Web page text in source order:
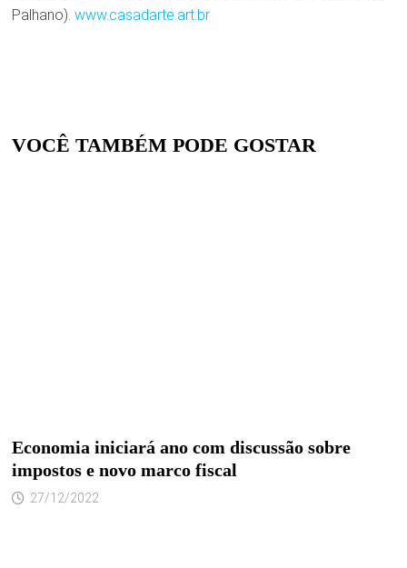
Palhano). www.casadarte.art.br
VOCÊ TAMBÉM PODE GOSTAR
Economia iniciará ano com discussão sobre
impostos e novo marco fiscal
27/12/2022